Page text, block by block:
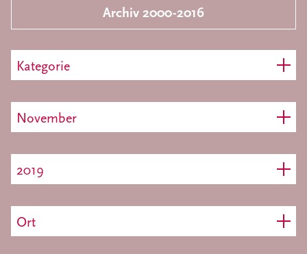
Archiv 2000-2016
Kategorie
November
2019
Ort